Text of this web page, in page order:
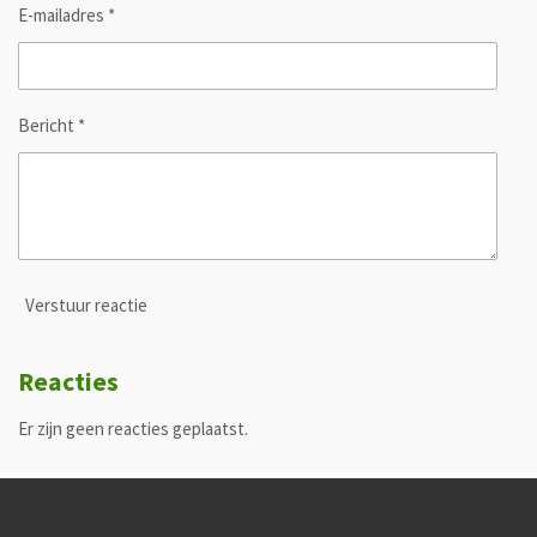
E-mailadres *
Bericht *
Verstuur reactie
Reacties
Er zijn geen reacties geplaatst.